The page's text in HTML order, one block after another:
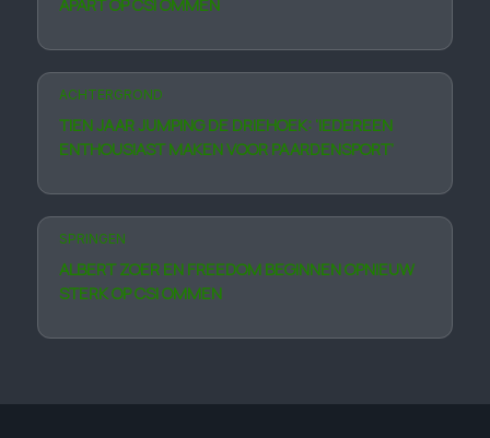
APART OP CSI OMMEN
ACHTERGROND
TIEN JAAR JUMPING DE DRIEHOEK: ‘IEDEREEN
ENTHOUSIAST MAKEN VOOR PAARDENSPORT’
SPRINGEN
ALBERT ZOER EN FREEDOM BEGINNEN OPNIEUW
STERK OP CSI OMMEN